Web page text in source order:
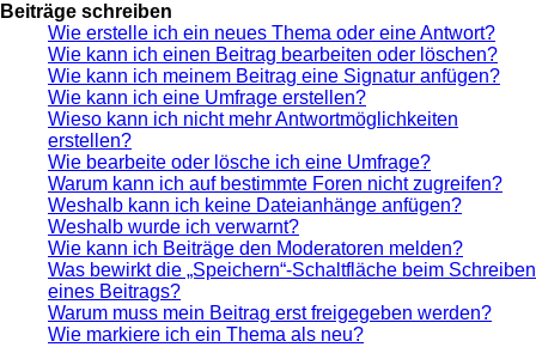
Beiträge schreiben
Wie erstelle ich ein neues Thema oder eine Antwort?
Wie kann ich einen Beitrag bearbeiten oder löschen?
Wie kann ich meinem Beitrag eine Signatur anfügen?
Wie kann ich eine Umfrage erstellen?
Wieso kann ich nicht mehr Antwortmöglichkeiten
erstellen?
Wie bearbeite oder lösche ich eine Umfrage?
Warum kann ich auf bestimmte Foren nicht zugreifen?
Weshalb kann ich keine Dateianhänge anfügen?
Weshalb wurde ich verwarnt?
Wie kann ich Beiträge den Moderatoren melden?
Was bewirkt die „Speichern“-Schaltfläche beim Schreiben
eines Beitrags?
Warum muss mein Beitrag erst freigegeben werden?
Wie markiere ich ein Thema als neu?